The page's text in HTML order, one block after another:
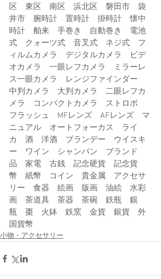
区　東区　南区　浜北区　磐田市　袋
井市　腕時計　置時計　掛時計　懐中
時計　舶来　手巻き　自動巻き　電池
式　クォーツ式　音叉式　ネジ式　フ
ィルムカメラ　デジタルカメラ　ビデ
オカメラ　一眼レフカメラ　ミラーレ
ス一眼カメラ　レンジファインダー
中判カメラ　大判カメラ　二眼レフカ
メラ　コンパクトカメラ　ストロボ
フラッシュ　MFレンズ　AFレンズ　マ
ニュアル　オートフォーカス　ライ
カ　酒　洋酒　ブランデー　ウイスキ
ー　ワイン　シャンパン　ブランド
品　家電　古銭　記念硬貨　記念貨
幣　紙幣　コイン　貴金属　アクセサ
リー　食器　絵画　版画　油絵　水彩
画　茶道具　茶器　茶碗　鉄瓶　銀
瓶　棗　火鉢　鉄窯　金貨　銀貨　外
国貨幣
小物・アクセサリー